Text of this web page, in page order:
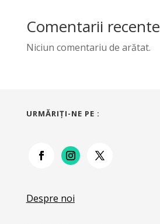
Comentarii recente
Niciun comentariu de arătat.
URMĂRIŢI-NE PE :
Despre noi